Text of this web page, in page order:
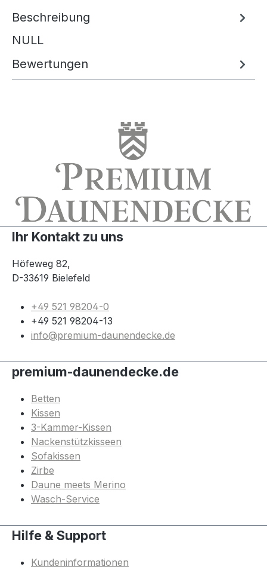
Beschreibung
NULL
Bewertungen
Ihr Kontakt zu uns
Höfeweg 82,
D-33619 Bielefeld
+49 521 98204-0
+49 521 98204-13
info@premium-daunendecke.de
premium-daunendecke.de
Betten
Kissen
3-Kammer-Kissen
Nackenstützkisseen
Sofakissen
Zirbe
Daune meets Merino
Wasch-Service
Hilfe & Support
Kundeninformationen